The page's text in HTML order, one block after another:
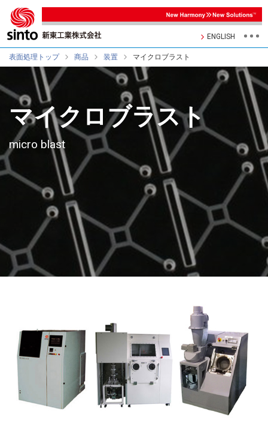
ENGLISH
表面処理トップ 商品 装置 マイクロブラスト
マイクロブラスト
micro blast